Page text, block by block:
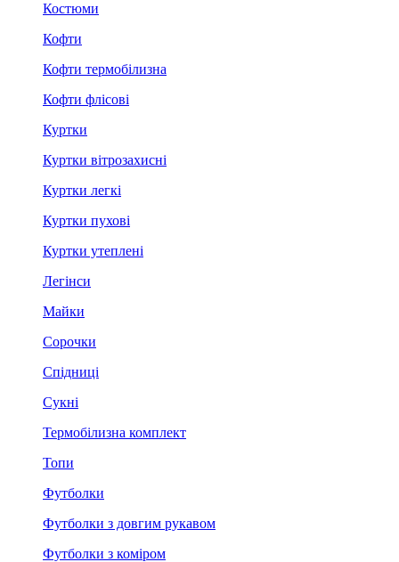
Костюми
Кофти
Кофти термобілизна
Кофти флісові
Куртки
Куртки вітрозахисні
Куртки легкі
Куртки пухові
Куртки утеплені
Легінси
Майки
Сорочки
Спідниці
Сукні
Термобілизна комплект
Топи
Футболки
Футболки з довгим рукавом
Футболки з коміром